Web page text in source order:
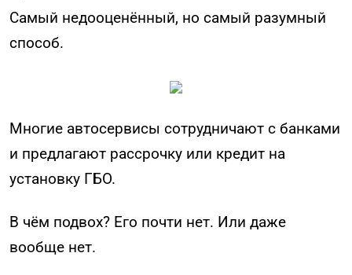
Самый недооценённый, но самый разумный
способ.
Многие автосервисы сотрудничают с банками
и предлагают рассрочку или кредит на
установку ГБО.
В чём подвох? Его почти нет. Или даже
вообще нет.